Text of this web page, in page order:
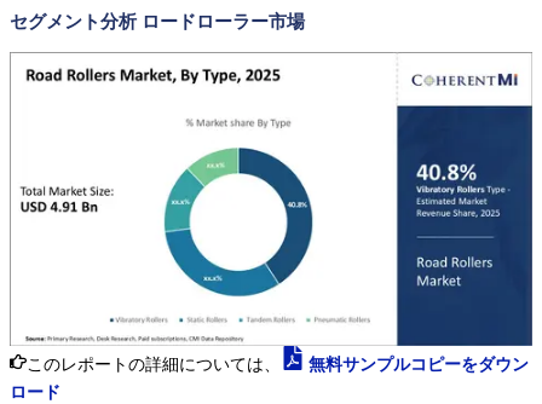
セグメント分析 ロードローラー市場
このレポートの詳細については、
無料サンプルコピーをダウン
ロード